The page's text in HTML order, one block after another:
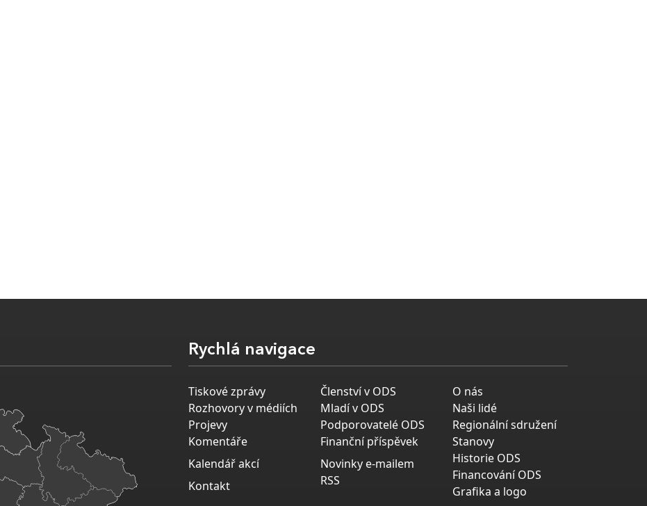
Rychlá navigace
Tiskové zprávy
Rozhovory v médiích
Projevy
Komentáře
Kalendář akcí
Kontakt
Členství v ODS
Mladí v ODS
Podporovatelé ODS
Finanční příspěvek
Novinky e-mailem
RSS
O nás
Naši lidé
Regionální sdružení
Stanovy
Historie ODS
Financování ODS
Grafika a logo